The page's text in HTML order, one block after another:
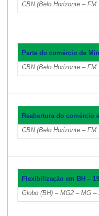
CBN (Belo Horizonte –
Parte do comércio de
CBN (Belo Horizonte –
Reabertura do comércio
CBN (Belo Horizonte –
Flexibilização em BH –
Globo (BH) – MG2 – MG –